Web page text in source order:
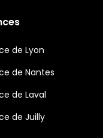
de Lyon
de Nantes
de Laval
de Juilly